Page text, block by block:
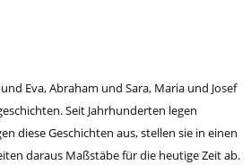
Eva, Abraham und Sara, Maria und Josef
Seit Jahrhunderten legen
diese Geschichten aus, stellen sie in einen
daraus Maßstäbe für die heutige Zeit ab.